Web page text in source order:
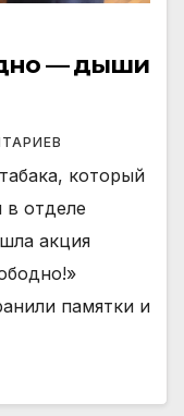
— дыши
который
в отделе
акция
памятки и